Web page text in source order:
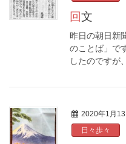
回文
昨日の朝日新
のことば」で
したのですが
2020年1月13
日々歩々